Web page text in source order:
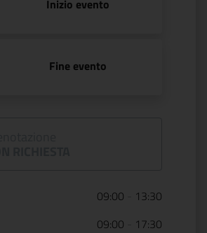
Inizio evento
Fine evento
apertura: 09:00 13:30
09:00 17:30